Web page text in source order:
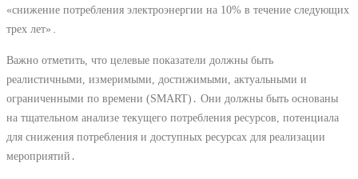
«снижение потребления электроэнергии на 10% в течение следующих
трех лет»․
Важно отметить, что целевые показатели должны быть
реалистичными, измеримыми, достижимыми, актуальными и
ограниченными по времени (SMART)․ Они должны быть основаны
на тщательном анализе текущего потребления ресурсов, потенциала
для снижения потребления и доступных ресурсах для реализации
мероприятий․